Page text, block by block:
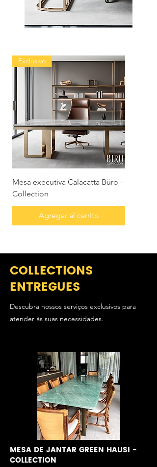
Exclusivo
Mesa executiva Calacatta Büro -
Collection
Agregar al carrito
COLLECTIONS
ENTREGUES
Descubra nossos serviços exclusivos para
atender às suas necessidades.
MESA DE JANTAR GREEN HAUSI -
COLLECTION